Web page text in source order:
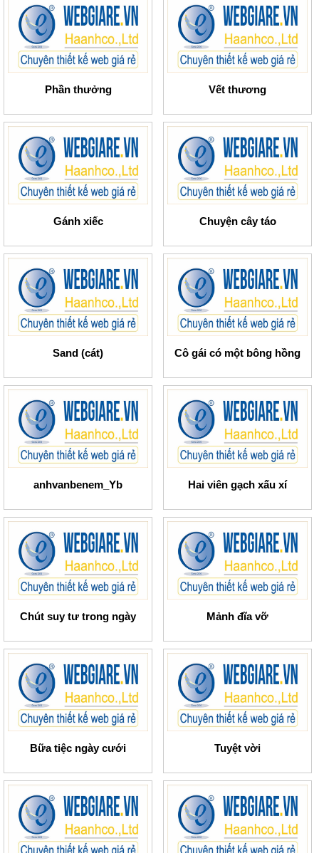
Phần thưởng Vết thương
Gánh xiếc Chuyện cây táo
Sand (cát) Cô gái có một bông hồng
anhvanbenem_Yb Hai viên gạch xấu xí
Chút suy tư trong ngày Mảnh đĩa vỡ
Bữa tiệc ngày cưới Tuyệt vời